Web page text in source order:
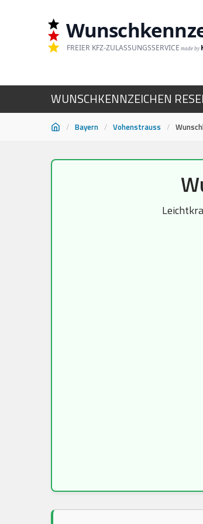
FREIER KFZ-ZULASSUNGSSERVICE made by
WUNSCHKENNZEICHEN
/ Bayern / Vohenstrauss /